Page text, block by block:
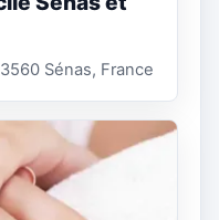
Sénas, France